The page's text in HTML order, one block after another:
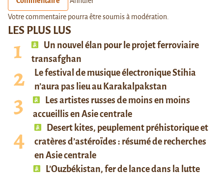
LES PLUS LUS
Un nouvel élan pour le projet ferroviaire
transafghan
Le festival de musique électronique Stihia
n’aura pas lieu au Karakalpakstan
Les artistes russes de moins en moins
accueillis en Asie centrale
Desert kites, peuplement préhistorique et
cratères d’astéroïdes : résumé de recherches
en Asie centrale
L’Ouzbékistan, fer de lance dans la lutte
Votre commentaire pourra être soumis à modération.